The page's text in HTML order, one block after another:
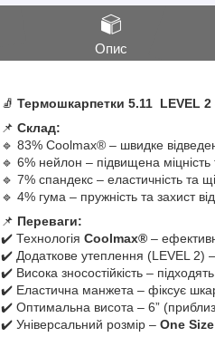
Опис
🧦 Термошкарпетки 5.11 LEVEL 2
📌 Склад:
🔹 83% Coolmax® – швидке
🔹 6% нейлон – підвищена міцність
🔹 7% спандекс – еластичність та
🔹 4% гума – пружність та захист
📌 Переваги:
✔️ Технологія Coolmax® –
✔️ Додаткове утеплення (LEVEL 2) –
✔️ Висока зносостійкість –
✔️ Еластична манжета – фіксує
✔️ Оптимальна висота – 6”
✔️ Універсальний розмір – One